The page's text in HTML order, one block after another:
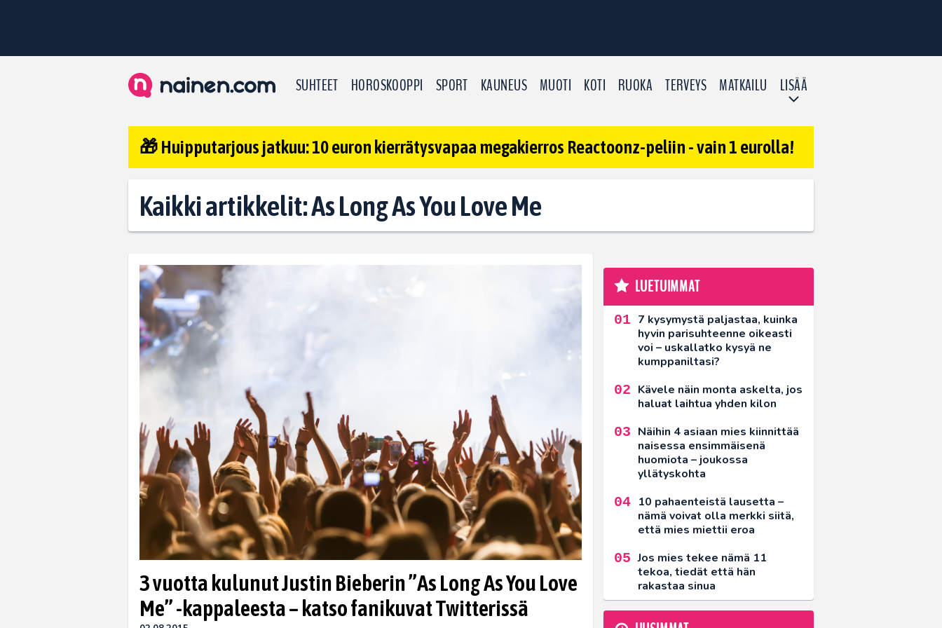
SUHTEET HOROSKOOPPI SPORT KAUNEUS MUOTI KOTI RUOKA TERVEYS MATKAILU LISÄÄ
🎁 Huipputarjous jatkuu: 10 euron kierrätysvapaa megakierros Reactoonz-peliin - vain 1 eurolla!
Kaikki artikkelit: As Long As You Love Me
3 vuotta kulunut Justin Bieberin ”As Long As You Love
Me” -kappaleesta – katso fanikuvat Twitterissä
LUETUIMMAT
7 kysymystä paljastaa, kuinka
hyvin parisuhteenne oikeasti
voi – uskallatko kysyä ne
kumppaniltasi?
Kävele näin monta askelta, jos
haluat laihtua yhden kilon
Näihin 4 asiaan mies kiinnittää
naisessa ensimmäisenä
huomiota – joukossa
yllätyskohta
10 pahaenteistä lausetta –
nämä voivat olla merkki siitä,
että mies miettii eroa
Jos mies tekee nämä 11
tekoa, tiedät että hän
rakastaa sinua